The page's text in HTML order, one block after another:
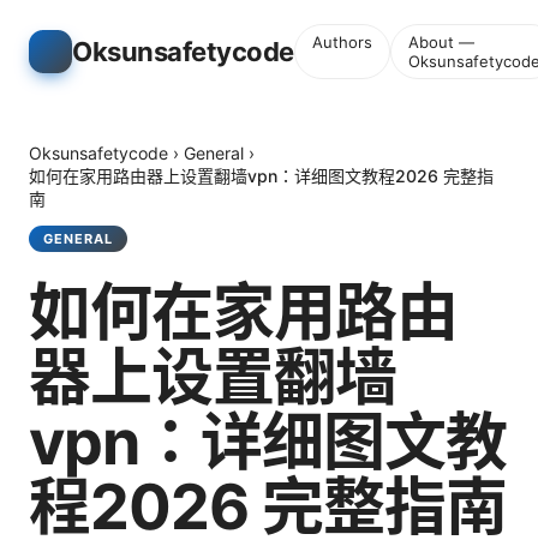
Oksunsafetycode Authors
About —
Oksunsafetycode › General ›
如何在家用路由器上设置翻墙vpn：详细图文教程2026 完整指
南
GENERAL
如何在家用路由
器上设置翻墙
vpn：详细图文教
程2026 完整指南